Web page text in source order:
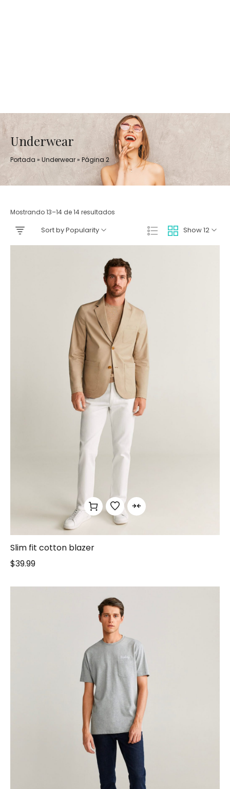
Underwear
Portada » Underwear» Página 2
Mostrando 13–14 de 14 resultados
Show 12
Sort by Popularity
Slim fit cotton blazer
$39.99